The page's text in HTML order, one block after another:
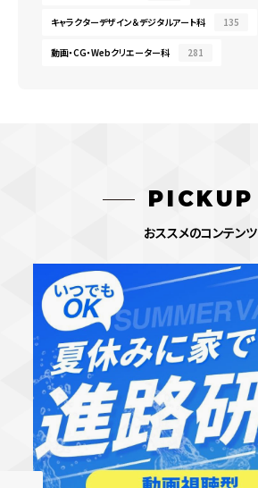
キャラクターデザイン＆デジタルアート科 135
動画・CG・Webクリエーター科 281
PICKUP
おススメのコンテンツ